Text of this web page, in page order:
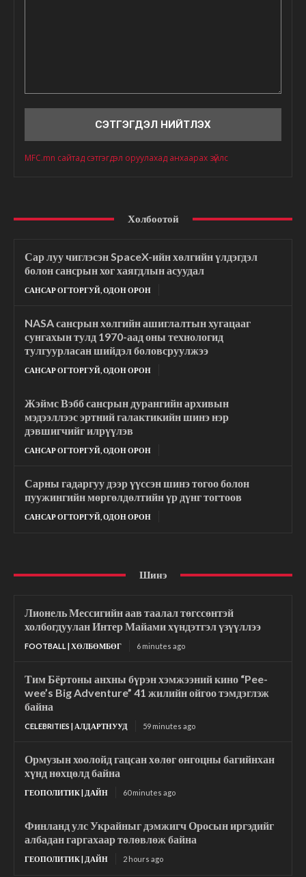
MFC.mn сайтад сэтгэгдэл оруулахад анхаарах зүйлс
Холбоотой
Сар луу чиглэсэн SpaceX-ийн хөлгийн үлдэгдэл
болон сансрын хог хаягдлын асуудал
САНСАР ОГТОРГУЙ, ОДОН ОРОН
NASA сансрын хөлгийн ашиглалтын хугацааг
сунгахын тулд 1970-аад оны технологид
тулгуурласан шийдэл боловсруулжээ
САНСАР ОГТОРГУЙ, ОДОН ОРОН
Жэймс Вэбб сансрын дурангийн архивын
мэдээллээс эртний галактикийн шинэ нэр
дэвшигчийг илрүүлэв
САНСАР ОГТОРГУЙ, ОДОН ОРОН
Сарны гадаргуу дээр үүссэн шинэ тогоо болон
пуужингийн мөргөлдөлтийн үр дүнг тогтоов
САНСАР ОГТОРГУЙ, ОДОН ОРОН
Шинэ
Лионель Мессигийн аав таалал төгссөнтэй
холбогдуулан Интер Майами хүндэтгэл үзүүллээ
FOOTBALL | ХӨЛБӨМБӨГ 6 minutes ago
Тим Бёртоны анхны бүрэн хэмжээний кино “Pee-
wee’s Big Adventure” 41 жилийн ойгоо тэмдэглэж
байна
CELEBRITIES | АЛДАРТНУУД 59 minutes ago
Ормузын хоолойд гацсан хөлөг онгоцны багийнхан
хүнд нөхцөлд байна
ГЕОПОЛИТИК | ДАЙН 60 minutes ago
Финланд улс Украйныг дэмжигч Оросын иргэдийг
албадан гаргахаар төлөвлөж байна
ГЕОПОЛИТИК | ДАЙН 2 hours ago